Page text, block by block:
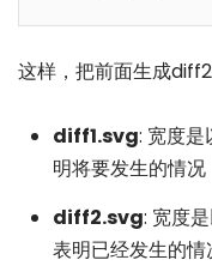
这样，把前面生成
diff1.svg: 宽度
明将要发生的情况
diff2.svg: 宽度
表明已经发生的情